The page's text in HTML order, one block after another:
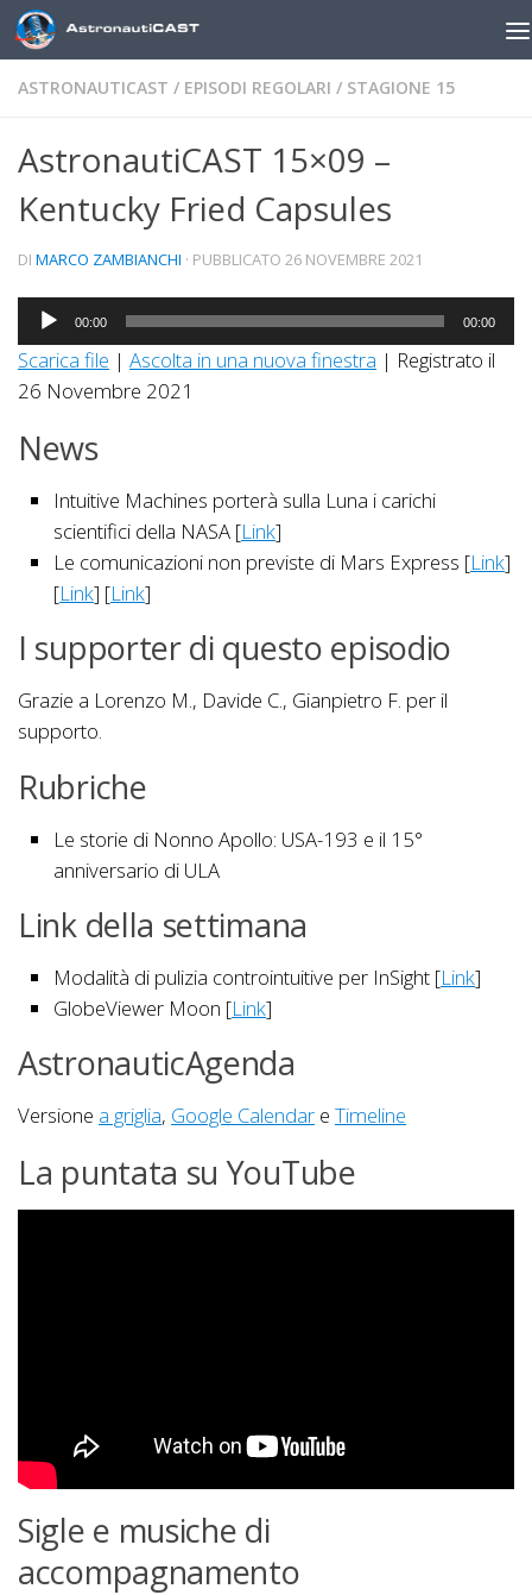
Sotto il contenuto
ASTRONAUTICAST / EPISODI REGOLARI / STAGIONE 15
AstronautiCAST 15×09 –
Kentucky Fried Capsules
DI MARCO ZAMBIANCHI · PUBBLICATO 26 NOVEMBRE 2021
Audio
Player
00:00 00:00
Scarica file | Ascolta in una nuova finestra | Registrato il
26 Novembre 2021
News
Intuitive Machines porterà sulla Luna i carichi
scientifici della NASA [Link]
Le comunicazioni non previste di Mars Express [Link]
[Link] [Link]
I supporter di questo episodio
Grazie a Lorenzo M., Davide C., Gianpietro F. per il
supporto.
Rubriche
Le storie di Nonno Apollo: USA-193 e il 15°
anniversario di ULA
Link della settimana
Modalità di pulizia controintuitive per InSight [Link]
GlobeViewer Moon [Link]
AstronauticAgenda
Versione a griglia, Google Calendar e Timeline
La puntata su YouTube
Sigle e musiche di
accompagnamento